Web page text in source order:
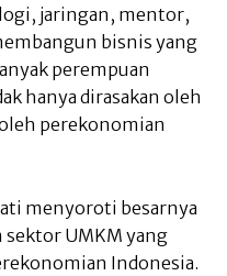
jaringan, mentor,
bisnis yang
perempuan
hanya dirasakan oleh
perekonomian
menyoroti besarnya
UMKM yang
Indonesia.